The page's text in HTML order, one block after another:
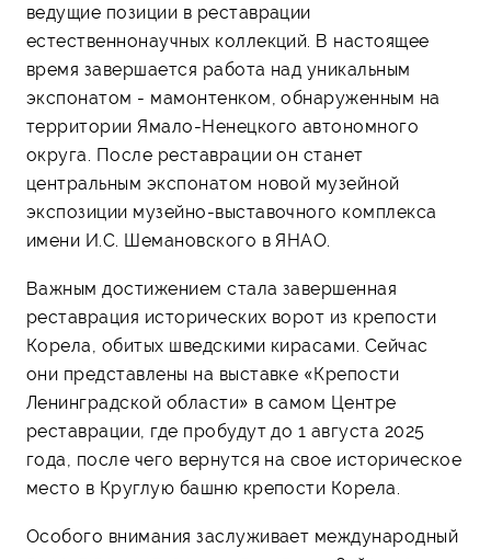
ведущие позиции в реставрации
естественнонаучных коллекций. В настоящее
время завершается работа над уникальным
экспонатом - мамонтенком, обнаруженным на
территории Ямало-Ненецкого автономного
округа. После реставрации он станет
центральным экспонатом новой музейной
экспозиции музейно-выставочного комплекса
имени И.С. Шемановского в ЯНАО.
Важным достижением стала завершенная
реставрация исторических ворот из крепости
Корела, обитых шведскими кирасами. Сейчас
они представлены на выставке «Крепости
Ленинградской области» в самом Центре
реставрации, где пробудут до 1 августа 2025
года, после чего вернутся на свое историческое
место в Круглую башню крепости Корела.
Особого внимания заслуживает международный